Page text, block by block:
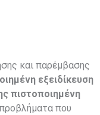
και παρέμβασης
εξειδίκευση
πιστοποιημένη
που